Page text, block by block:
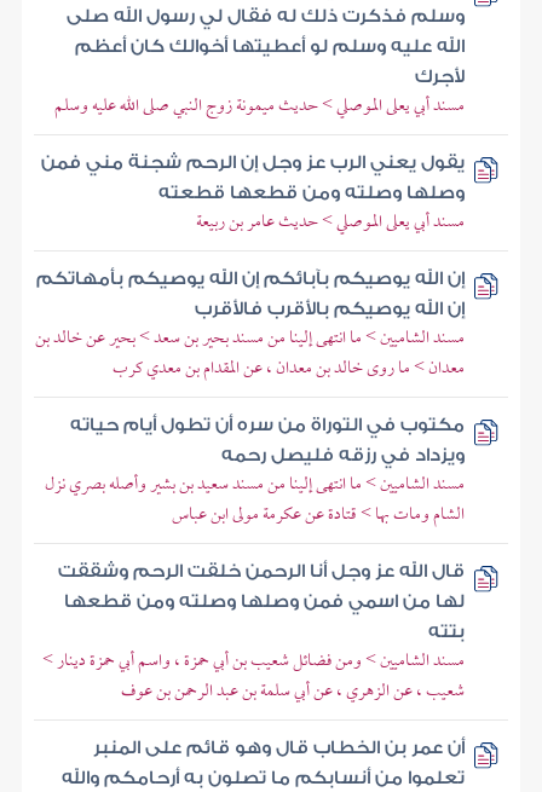
وسلم فذكرت ذلك له فقال لي رسول الله صلى
الله عليه وسلم لو أعطيتها أخوالك كان أعظم
لأجرك
مسند أبي يعلى الموصلي > حديث ميمونة زوج النبي صلى الله عليه وسلم
يقول يعني الرب عز وجل إن الرحم شجنة مني فمن
وصلها وصلته ومن قطعها قطعته
مسند أبي يعلى الموصلي > حديث عامر بن ربيعة
إن الله يوصيكم بآبائكم إن الله يوصيكم بأمهاتكم
إن الله يوصيكم بالأقرب فالأقرب
مسند الشاميين > ما انتهى إلينا من مسند بحير بن سعد > بحير عن خالد بن
معدان > ما روى خالد بن معدان ، عن المقدام بن معدي كرب
مكتوب في التوراة من سره أن تطول أيام حياته
ويزداد في رزقه فليصل رحمه
مسند الشاميين > ما انتهى إلينا من مسند سعيد بن بشير وأصله بصري نزل
الشام ومات بها > قتادة عن عكرمة مولى ابن عباس
قال الله عز وجل أنا الرحمن خلقت الرحم وشققت
لها من اسمي فمن وصلها وصلته ومن قطعها
بتته
مسند الشاميين > ومن فضائل شعيب بن أبي حمزة ، واسم أبي حمزة دينار >
شعيب ، عن الزهري ، عن أبي سلمة بن عبد الرحمن بن عوف
أن عمر بن الخطاب قال وهو قائم على المنبر
تعلموا من أنسابكم ما تصلون به أرحامكم والله